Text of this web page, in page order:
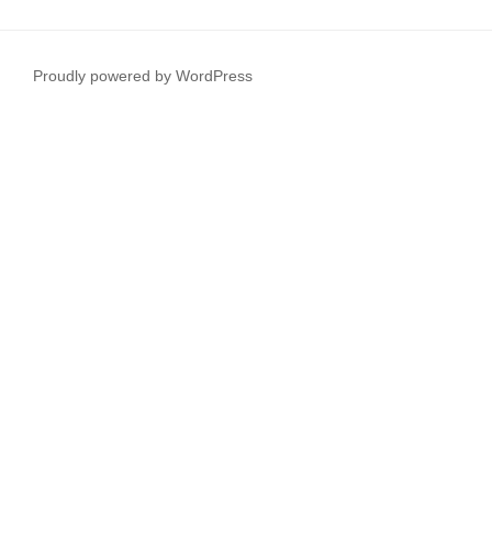
Proudly powered by WordPress